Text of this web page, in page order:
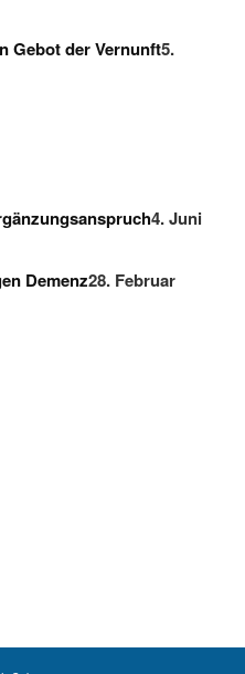
Gebot der Vernunft5.
4. Juni
Demenz28. Februar